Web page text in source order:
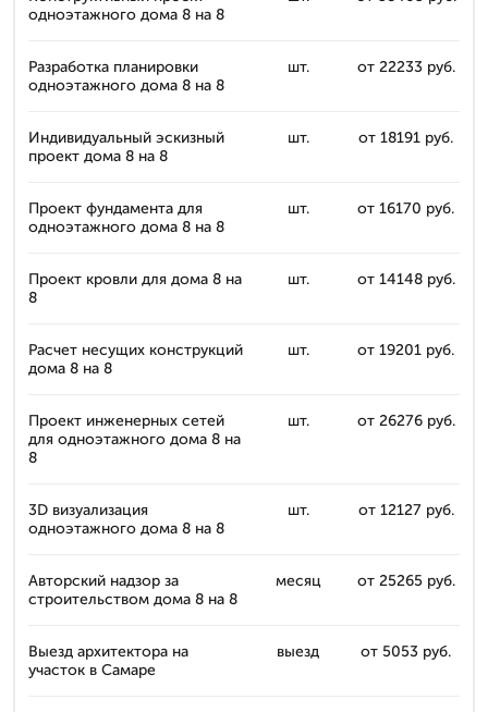
одноэтажного дома 8 на 8
Разработка планировки
одноэтажного дома 8 на 8
шт. от 22233 руб.
Индивидуальный эскизный
проект дома 8 на 8
шт. от 18191 руб.
Проект фундамента для
одноэтажного дома 8 на 8
шт. от 16170 руб.
Проект кровли для дома 8 на
8
шт. от 14148 руб.
Расчет несущих конструкций
дома 8 на 8
шт. от 19201 руб.
Проект инженерных сетей
для одноэтажного дома 8 на
8
шт. от 26276 руб.
3D визуализация
одноэтажного дома 8 на 8
шт. от 12127 руб.
Авторский надзор за
строительством дома 8 на 8
месяц от 25265 руб.
Выезд архитектора на
участок в Самаре
выезд от 5053 руб.